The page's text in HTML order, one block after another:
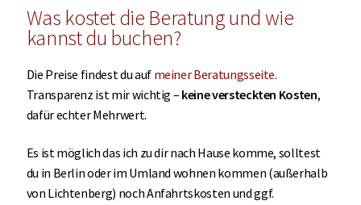
Was kostet die Beratung und wie
kannst du buchen?
Die Preise findest du auf meiner Beratungsseite.
Transparenz ist mir wichtig – keine versteckten Kosten,
dafür echter Mehrwert.
Es ist möglich das ich zu dir nach Hause komme, solltest
du in Berlin oder im Umland wohnen kommen (außerhalb
von Lichtenberg) noch Anfahrtskosten und ggf.